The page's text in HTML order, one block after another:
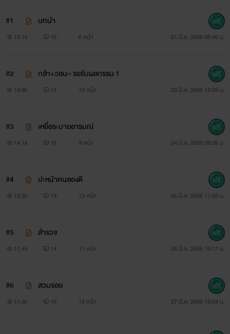
#1 บทนำ
19.1k 16 6 หน้า 21 มี.ค. 2565 06:46 น.
#2 กล้า+วอน= รอรับผลกรรม 1
14.8k 13 10 หน้า 23 มี.ค. 2565 12:09 น.
#3 เหยื่อระบายอารมณ์
14.1k 16 9 หน้า 24 มี.ค. 2565 08:36 น.
#4 ปะหน้าคนลองดี
12.2k 19 13 หน้า 25 มี.ค. 2565 11:33 น.
#5 สำรวจ
11.4k 14 11 หน้า 26 มี.ค. 2565 16:17 น.
#6 สวมรอย
11.3k 16 12 หน้า 27 มี.ค. 2565 18:34 น.